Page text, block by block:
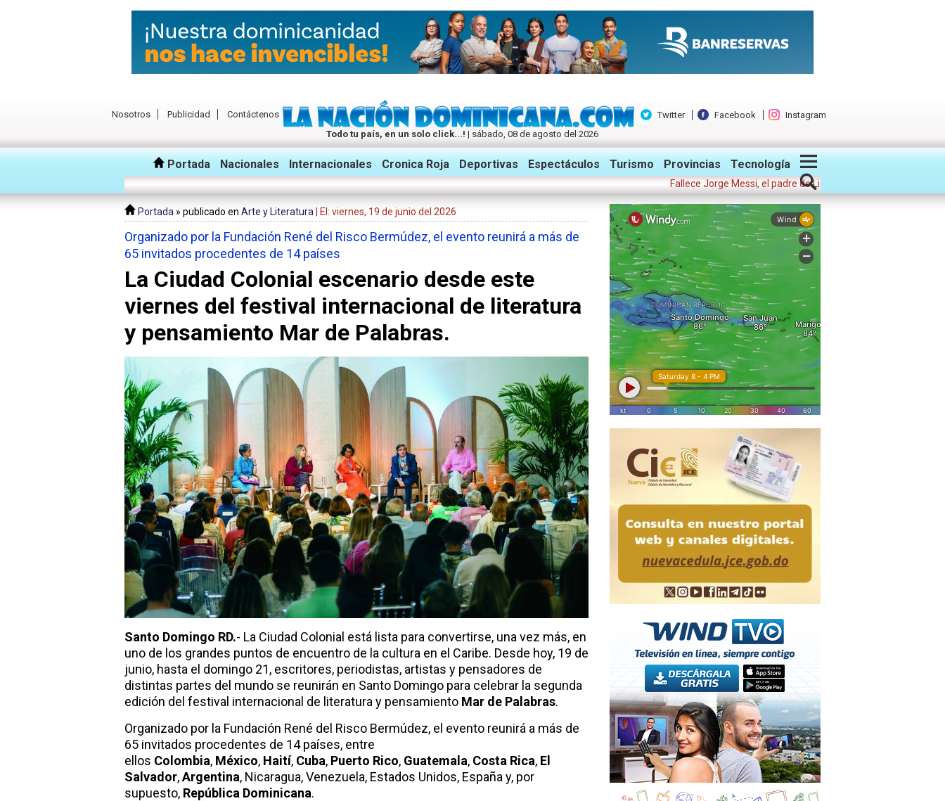
Nosotros Publicidad
Contáctenos
Todo tu país, en un solo click...! | sábado, 08 de agosto del 2026
Twitter Facebook Instagram
Portada Nacionales Internacionales Cronica Roja Deportivas Espectáculos Turismo Provincias Tecnología
Fallece Jorge Messi, el padre de Lionel, representante del futbolista y
Portada » publicado en Arte y Literatura | El: viernes, 19 de junio del 2026
Organizado por la Fundación René del Risco Bermúdez, el evento reunirá a más de
65 invitados procedentes de 14 países
La Ciudad Colonial escenario desde este
viernes del festival internacional de literatura
y pensamiento Mar de Palabras.
Santo Domingo RD.- La Ciudad Colonial está lista para convertirse, una vez más, en
uno de los grandes puntos de encuentro de la cultura en el Caribe. Desde hoy, 19 de
junio, hasta el domingo 21, escritores, periodistas, artistas y pensadores de
distintas partes del mundo se reunirán en Santo Domingo para celebrar la segunda
edición del festival internacional de literatura y pensamiento Mar de Palabras.
Organizado por la Fundación René del Risco Bermúdez, el evento reunirá a más de
65 invitados procedentes de 14 países, entre
ellos Colombia, México, Haití, Cuba, Puerto Rico, Guatemala, Costa Rica, El
Salvador,Argentina, Nicaragua, Venezuela, Estados Unidos, España y, por
supuesto, República Dominicana.